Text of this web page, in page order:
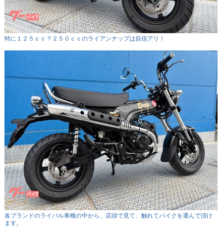
特に１２５ｃｃ？２５０ｃｃのライアンナップは自信アリ！
各ブランドのライバル車種の中から、店頭で見て、触れてバイクを選んで頂け
ます。